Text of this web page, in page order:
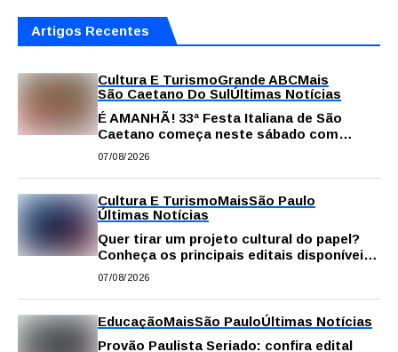
Artigos Recentes
Cultura E TurismoGrande ABCMais
São Caetano Do SulÚltimas Notícias
É AMANHÃ! 33ª Festa Italiana de São
Caetano começa neste sábado com
gastronomia, música e solidariedade
07/08/2026
Cultura E TurismoMaisSão Paulo
Últimas Notícias
Quer tirar um projeto cultural do papel?
Conheça os principais editais disponíveis
em São Paulo
07/08/2026
EducaçãoMaisSão PauloÚltimas Notícias
Provão Paulista Seriado: confira edital